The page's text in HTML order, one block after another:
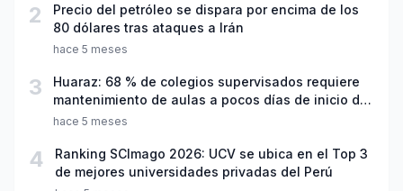
2
Precio del petróleo se dispara por encima de los
80 dólares tras ataques a Irán
hace 5 meses
3
Huaraz: 68 % de colegios supervisados requiere
mantenimiento de aulas a pocos días de inicio del
año escolar 2026
hace 5 meses
4
Ranking SCImago 2026: UCV se ubica en el Top 3
de mejores universidades privadas del Perú